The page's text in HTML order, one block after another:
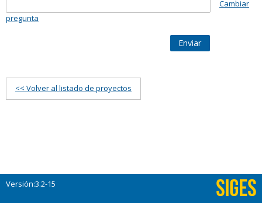
Cambiar
pregunta
Enviar
<< Volver al listado de proyectos
Versión:3.2-15